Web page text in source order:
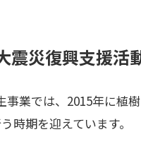
災復興支援活動
業では、2015年に植
時期を迎えています。